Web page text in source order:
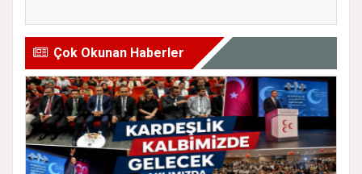
Çok Okunan Haberler